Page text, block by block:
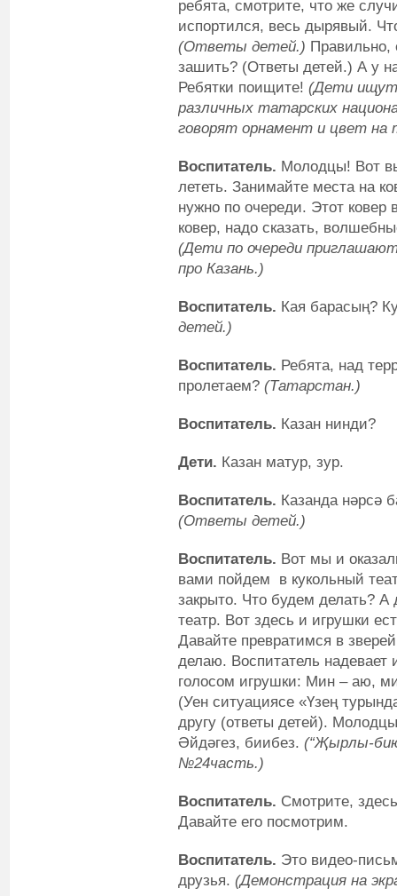
ребята, смотрите, что же
испортился, весь дырявый.
(Ответы детей.) Правильно,
зашить? (Ответы детей.) А у
Ребятки поищите! (Дети ищут
различных татарских
говорят орнамент и цвет на
Воспитатель. Молодцы! Вот
лететь. Занимайте места на
нужно по очереди. Этот
ковер, надо сказать,
(Дети по очереди приглашают
про Казань.)
Воспитатель. Кая барасың?
детей.)
Воспитатель. Ребята, над
пролетаем? (Татарстан.)
Воспитатель. Казан нинди?
Дети. Казан матур, зур.
Воспитатель. Казанда нәрсә
(Ответы детей.)
Воспитатель. Вот мы и
вами пойдем в кукольный
закрыто. Что будем делать? А
театр. Вот здесь и игрушки
Давайте превратимся в
делаю. Воспитатель надевает
голосом игрушки: Мин – аю,
(Уен ситуациясе «Үзең
другу (ответы детей).
Әйдәгез, биибез. (“Җырлы-
№24часть.)
Воспитатель. Смотрите,
Давайте его посмотрим.
Воспитатель. Это видео-
друзья. (Демонстрация на